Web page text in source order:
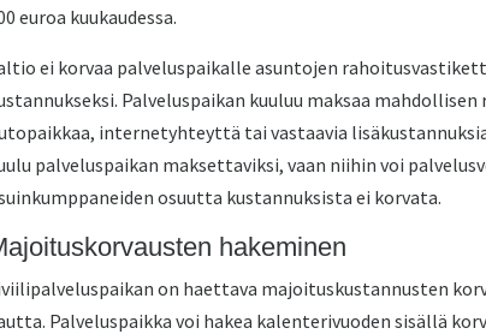
euroa kuukaudessa.
ei korvaa palveluspaikalle asuntojen
Palveluspaikan kuuluu maksaa
internetyhteyttä tai vastaavia
palveluspaikan maksettaviksi, vaan niihin voi
osuutta kustannuksista ei korvata.
hakeminen
on haettava majoituskustannusten
Palveluspaikka voi hakea kalenterivuoden sisällä